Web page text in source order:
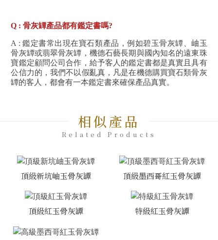
Q : 骨灰罈產品都有鑑定書嗎?
A : 鑑定書常出現在寶石類產品，例如碧玉骨灰罈、岫玉
骨灰罈或翡翠骨灰罈，機德石藝長期與國內知名的遠東珠
寶鑑定顧問公司合作，給予客人的鑑定書都是真實且具有
公信力的，我們不以假亂真，凡是在機德購買寶石類骨灰
罈的客人，都會有一本鑑定書來確保產品真實。
相似產品
Related Products
頂級新坑岫玉骨灰罈 頂級墨西哥紅玉骨灰罈
頂級紅玉骨灰罈 特級紅玉骨灰罈